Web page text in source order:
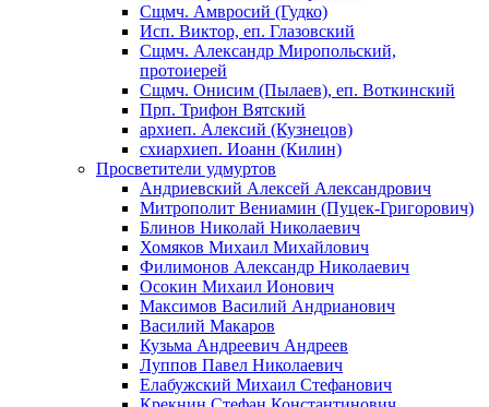
Сщмч. Амвросий (Гудко)
Исп. Виктор, еп. Глазовский
Сщмч. Александр Миропольский,
протоиерей
Сщмч. Онисим (Пылаев), еп. Воткинский
Прп. Трифон Вятский
архиеп. Алексий (Кузнецов)
схиархиеп. Иоанн (Килин)
Просветители удмуртов
Андриевский Алексей Александрович
Митрополит Вениамин (Пуцек-Григорович)
Блинов Николай Николаевич
Хомяков Михаил Михайлович
Филимонов Александр Николаевич
Осокин Михаил Ионович
Максимов Василий Андрианович
Василий Макаров
Кузьма Андреевич Андреев
Луппов Павел Николаевич
Елабужский Михаил Стефанович